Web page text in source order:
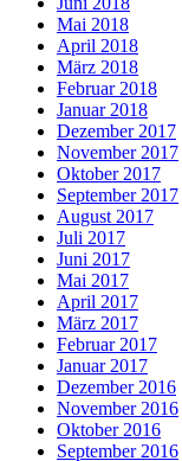
Mai 2018
April 2018
März 2018
Februar 2018
Januar 2018
Dezember 2017
November 2017
Oktober 2017
September 2017
August 2017
Juli 2017
Juni 2017
Mai 2017
April 2017
März 2017
Februar 2017
Januar 2017
Dezember 2016
November 2016
Oktober 2016
September 2016